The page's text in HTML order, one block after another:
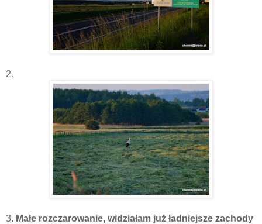
2.
3. Małe rozczarowanie, widziałam już ładniejsze zachody